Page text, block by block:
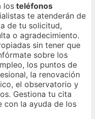
losteléfonos
te atenderán de
de tu solicitud,
o agradecimiento.
sin tener que
sobre los
los puntos de
la renovación
el observatorio y
Gestiona tu cita
con la ayuda de los